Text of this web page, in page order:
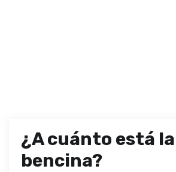
¿A cuánto está la
bencina?